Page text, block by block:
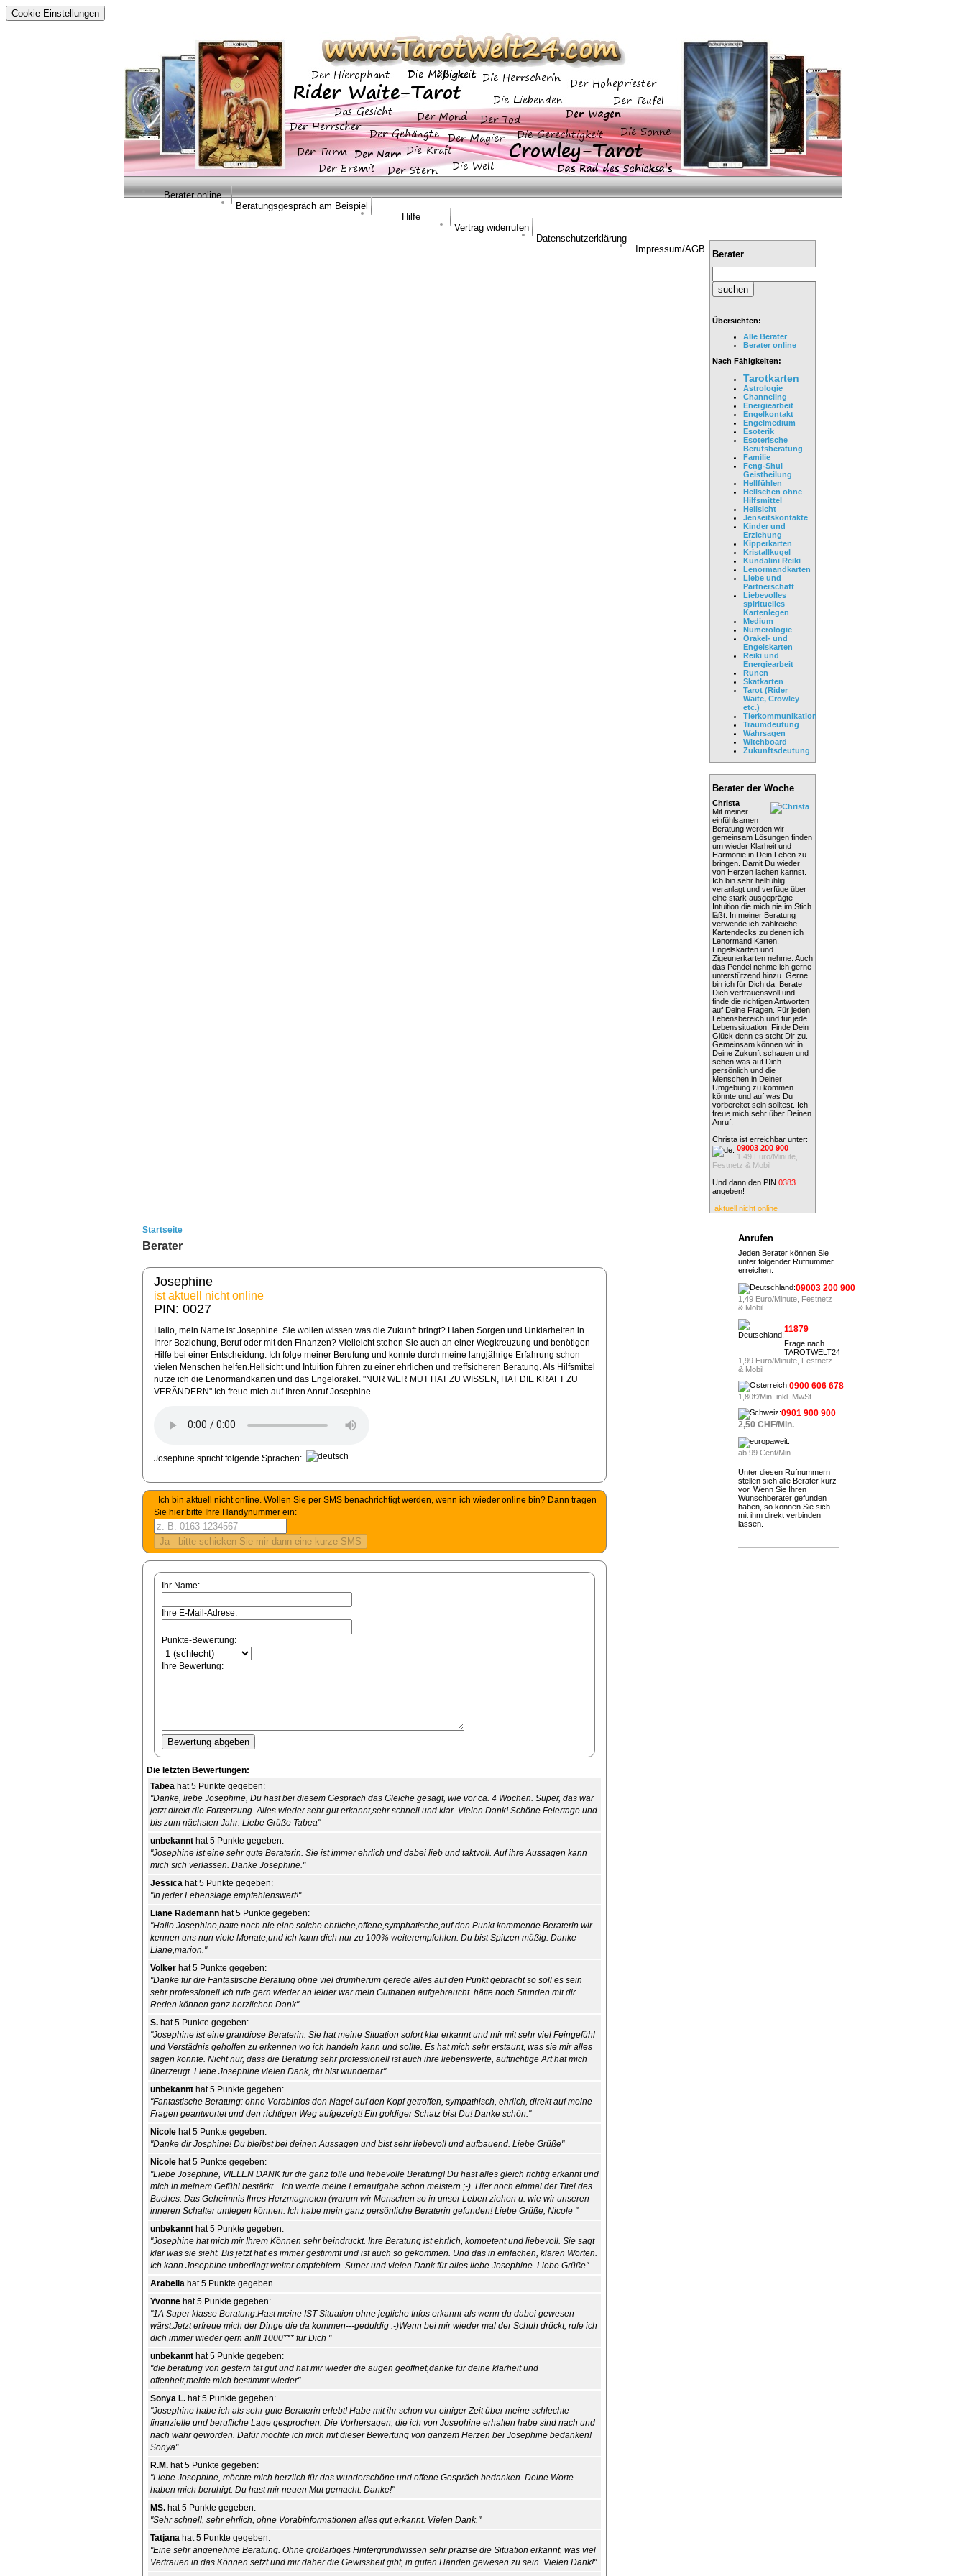
Cookie Einstellungen
Berater online
Beratungsgespräch am Beispiel
Hilfe
Vertrag widerrufen
Datenschutzerklärung
Impressum/AGB
Berater
Übersichten:
Alle Berater
Berater online
Nach Fähigkeiten:
Tarotkarten
Astrologie
Channeling
Energiearbeit
Engelkontakt
Engelmedium
Esoterik
Esoterische
Berufsberatung
Familie
Feng-Shui
Geistheilung
Hellfühlen
Hellsehen ohne
Hilfsmittel
Hellsicht
Jenseitskontakte
Kinder und
Erziehung
Kipperkarten
Kristallkugel
Kundalini Reiki
Lenormandkarten
Liebe und
Partnerschaft
Liebevolles
spirituelles
Kartenlegen
Medium
Numerologie
Orakel- und
Engelskarten
Reiki und
Energiearbeit
Runen
Skatkarten
Tarot (Rider
Waite, Crowley
etc.)
Tierkommunikation
Traumdeutung
Wahrsagen
Witchboard
Zukunftsdeutung
Berater der Woche
Christa
Mit meiner
einfühlsamen
Beratung werden wir
gemeinsam Lösungen finden
um wieder Klarheit und
Harmonie in Dein Leben zu
bringen. Damit Du wieder
von Herzen lachen kannst.
Ich bin sehr hellfühlig
veranlagt und verfüge über
eine stark ausgeprägte
Intuition die mich nie im Stich
läßt. In meiner Beratung
verwende ich zahlreiche
Kartendecks zu denen ich
Lenormand Karten,
Engelskarten und
Zigeunerkarten nehme. Auch
das Pendel nehme ich gerne
unterstützend hinzu. Gerne
bin ich für Dich da. Berate
Dich vertrauensvoll und
finde die richtigen Antworten
auf Deine Fragen. Für jeden
Lebensbereich und für jede
Lebenssituation. Finde Dein
Glück denn es steht Dir zu.
Gemeinsam können wir in
Deine Zukunft schauen und
sehen was auf Dich
persönlich und die
Menschen in Deiner
Umgebung zu kommen
könnte und auf was Du
vorbereitet sein solltest. Ich
freue mich sehr über Deinen
Anruf.
Christa ist erreichbar unter:
09003 200 900
1,49 Euro/Minute,
Festnetz & Mobil
Und dann den PIN 0383
angeben!
aktuell nicht online
Startseite
Berater
Josephine
ist aktuell nicht online
PIN: 0027
Hallo, mein Name ist Josephine. Sie wollen wissen was die Zukunft bringt? Haben Sorgen und Unklarheiten in
Ihrer Beziehung, Beruf oder mit den Finanzen? Vielleicht stehen Sie auch an einer Wegkreuzung und benötigen
Hilfe bei einer Entscheidung. Ich folge meiner Berufung und konnte durch meine langjährige Erfahrung schon
vielen Menschen helfen.Hellsicht und Intuition führen zu einer ehrlichen und treffsicheren Beratung. Als Hilfsmittel
nutze ich die Lenormandkarten und das Engelorakel. "NUR WER MUT HAT ZU WISSEN, HAT DIE KRAFT ZU
VERÄNDERN" Ich freue mich auf Ihren Anruf Josephine
Josephine spricht folgende Sprachen:
Ich bin aktuell nicht online. Wollen Sie per SMS benachrichtigt werden, wenn ich wieder online bin? Dann tragen
Sie hier bitte Ihre Handynummer ein:
Ihr Name:
Ihre E-Mail-Adrese:
Punkte-Bewertung:
Ihre Bewertung:
Die letzten Bewertungen:
Tabea hat 5 Punkte gegeben:
"Danke, liebe Josephine, Du hast bei diesem Gespräch das Gleiche gesagt, wie vor ca. 4 Wochen. Super, das war
jetzt direkt die Fortsetzung. Alles wieder sehr gut erkannt,sehr schnell und klar. Vielen Dank! Schöne Feiertage und
bis zum nächsten Jahr. Liebe Grüße Tabea"
unbekannt hat 5 Punkte gegeben:
"Josephine ist eine sehr gute Beraterin. Sie ist immer ehrlich und dabei lieb und taktvoll. Auf ihre Aussagen kann
mich sich verlassen. Danke Josephine."
Jessica hat 5 Punkte gegeben:
"In jeder Lebenslage empfehlenswert!"
Liane Rademann hat 5 Punkte gegeben:
"Hallo Josephine,hatte noch nie eine solche ehrliche,offene,symphatische,auf den Punkt kommende Beraterin.wir
kennen uns nun viele Monate,und ich kann dich nur zu 100% weiterempfehlen. Du bist Spitzen mäßig. Danke
Liane,marion."
Volker hat 5 Punkte gegeben:
"Danke für die Fantastische Beratung ohne viel drumherum gerede alles auf den Punkt gebracht so soll es sein
sehr professionell Ich rufe gern wieder an leider war mein Guthaben aufgebraucht. hätte noch Stunden mit dir
Reden können ganz herzlichen Dank"
S. hat 5 Punkte gegeben:
"Josephine ist eine grandiose Beraterin. Sie hat meine Situation sofort klar erkannt und mir mit sehr viel Feingefühl
und Verstädnis geholfen zu erkennen wo ich handeln kann und sollte. Es hat mich sehr erstaunt, was sie mir alles
sagen konnte. Nicht nur, dass die Beratung sehr professionell ist auch ihre liebenswerte, auftrichtige Art hat mich
überzeugt. Liebe Josephine vielen Dank, du bist wunderbar"
unbekannt hat 5 Punkte gegeben:
"Fantastische Beratung: ohne Vorabinfos den Nagel auf den Kopf getroffen, sympathisch, ehrlich, direkt auf meine
Fragen geantwortet und den richtigen Weg aufgezeigt! Ein goldiger Schatz bist Du! Danke schön."
Nicole hat 5 Punkte gegeben:
"Danke dir Josphine! Du bleibst bei deinen Aussagen und bist sehr liebevoll und aufbauend. Liebe Grüße"
Nicole hat 5 Punkte gegeben:
"Liebe Josephine, VIELEN DANK für die ganz tolle und liebevolle Beratung! Du hast alles gleich richtig erkannt und
mich in meinem Gefühl bestärkt... Ich werde meine Lernaufgabe schon meistern ;-). Hier noch einmal der Titel des
Buches: Das Geheimnis Ihres Herzmagneten (warum wir Menschen so in unser Leben ziehen u. wie wir unseren
inneren Schalter umlegen können. Ich habe mein ganz persönliche Beraterin gefunden! Liebe Grüße, Nicole "
unbekannt hat 5 Punkte gegeben:
"Josephine hat mich mir Ihrem Können sehr beindruckt. Ihre Beratung ist ehrlich, kompetent und liebevoll. Sie sagt
klar was sie sieht. Bis jetzt hat es immer gestimmt und ist auch so gekommen. Und das in einfachen, klaren Worten.
Ich kann Josephine unbedingt weiter empfehlern. Super und vielen Dank für alles liebe Josephine. Liebe Grüße"
Arabella hat 5 Punkte gegeben.
Yvonne hat 5 Punkte gegeben:
"1A Super klasse Beratung.Hast meine IST Situation ohne jegliche Infos erkannt-als wenn du dabei gewesen
wärst.Jetzt erfreue mich der Dinge die da kommen---geduldig :-)Wenn bei mir wieder mal der Schuh drückt, rufe ich
dich immer wieder gern an!!! 1000*** für Dich "
unbekannt hat 5 Punkte gegeben:
"die beratung von gestern tat gut und hat mir wieder die augen geöffnet,danke für deine klarheit und
offenheit,melde mich bestimmt wieder"
Sonya L. hat 5 Punkte gegeben:
"Josephine habe ich als sehr gute Beraterin erlebt! Habe mit ihr schon vor einiger Zeit über meine schlechte
finanzielle und berufliche Lage gesprochen. Die Vorhersagen, die ich von Josephine erhalten habe sind nach und
nach wahr geworden. Dafür möchte ich mich mit dieser Bewertung von ganzem Herzen bei Josephine bedanken!
Sonya"
R.M. hat 5 Punkte gegeben:
"Liebe Josephine, möchte mich herzlich für das wunderschöne und offene Gespräch bedanken. Deine Worte
haben mich beruhigt. Du hast mir neuen Mut gemacht. Danke!"
MS. hat 5 Punkte gegeben:
"Sehr schnell, sehr ehrlich, ohne Vorabinformationen alles gut erkannt. Vielen Dank."
Tatjana hat 5 Punkte gegeben:
"Eine sehr angenehme Beratung. Ohne großartiges Hintergrundwissen sehr präzise die Situation erkannt, was viel
Vertrauen in das Können setzt und mir daher die Gewissheit gibt, in guten Händen gewesen zu sein. Vielen Dank!"
Anrufen
Jeden Berater können Sie
unter folgender Rufnummer
erreichen:
09003 200 900
1,49 Euro/Minute, Festnetz
& Mobil
11879
Frage nach
TAROTWELT24
1,99 Euro/Minute, Festnetz
& Mobil
0900 606 678
1,80€/Min. inkl. MwSt.
0901 900 900
2,50 CHF/Min.
ab 99 Cent/Min.
Unter diesen Rufnummern
stellen sich alle Berater kurz
vor. Wenn Sie Ihren
Wunschberater gefunden
haben, so können Sie sich
mit ihm direkt verbinden
lassen.